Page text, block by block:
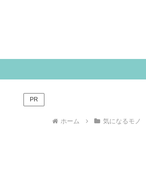
PR
ホーム 気になるモノ